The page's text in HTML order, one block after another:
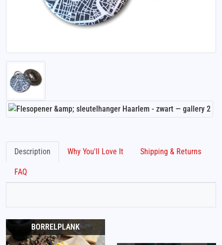
Description Why You'll Love It Shipping & Returns
FAQ
BORRELPLANK